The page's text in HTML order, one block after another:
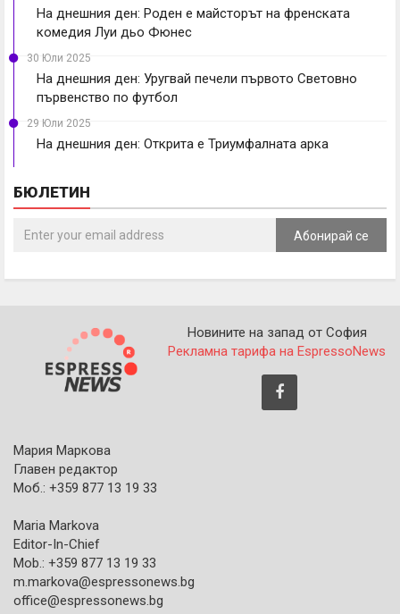
На днешния ден: Роден е майсторът на френската
комедия Луи дьо Фюнес
30 Юли 2025
На днешния ден: Уругвай печели първото Световно
първенство по футбол
29 Юли 2025
На днешния ден: Открита е Триумфалната арка
БЮЛЕТИН
Абонирай се
Новините на запад от София
Рекламна тарифа на EspressoNews
Мария Маркова
Главен редактор
Моб.: +359 877 13 19 33
Maria Markova
Editor-In-Chief
Mob.: +359 877 13 19 33
m.markova@espressonews.bg
office@espressonews.bg